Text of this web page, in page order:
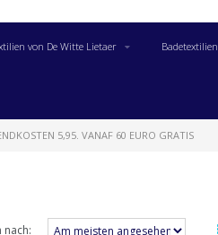
von De Witte Lietaer Badetextilien
5,95. VANAF 60 EURO GRATIS
nach: